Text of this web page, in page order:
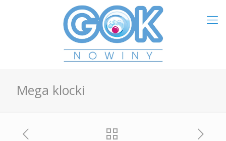
Mega klocki